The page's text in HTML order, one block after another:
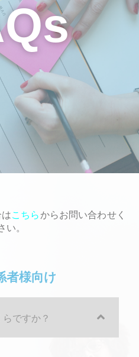
こちら からお問い合わせく
い。
者様向け
ですか？